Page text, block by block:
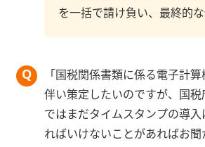
を一括で請け負い、最終的
「国税関係書類に係る電子計
伴い策定したいのですが、国
ではまだタイムスタンプの導
ればいけないことがあればお聞